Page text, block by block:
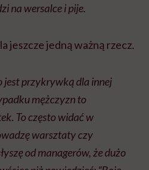
na wersalce i pije.
jeszcze jedną ważną rzecz.
jest przykrywką dla innej
mężczyzn to
To często widać w
warsztaty czy
od managerów, że dużo